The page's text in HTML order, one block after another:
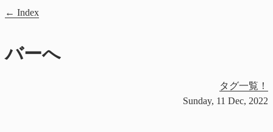
Index
バーへ
タグ一覧！
Sunday, 11 Dec, 2022